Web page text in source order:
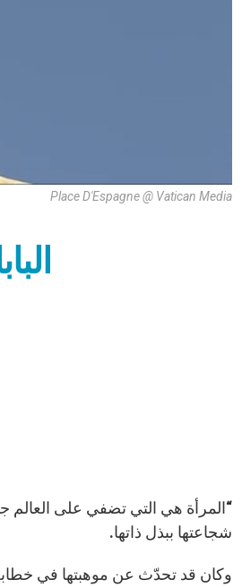
Place D'Espagne @ Vatican Media
شجاعتها ببذل ذاتها.
وكان قد تحدّث عن موهبتها في خطابه